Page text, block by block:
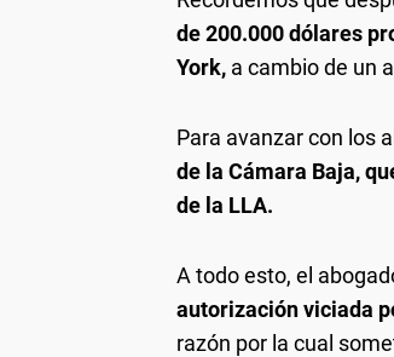
de 200.000 dólares
York, a cambio de un
Para avanzar con los
de la Cámara Baja,
de la LLA.
A todo esto, el
autorización viciada
razón por la cual